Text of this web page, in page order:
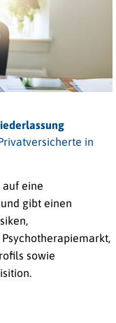
in
auf eine
gibt einen
sowie